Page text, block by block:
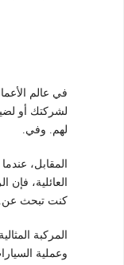
في عالم
لشركتك أو
لهم. وفي.
المقابل،
العائلية،
كنت تبحث عن.
المركبة
وعملية